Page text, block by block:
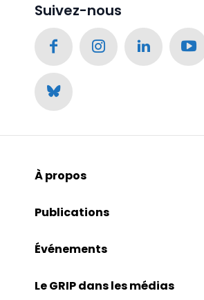
Suivez-nous
À propos
Publications
Événements
Le GRIP dans les médias